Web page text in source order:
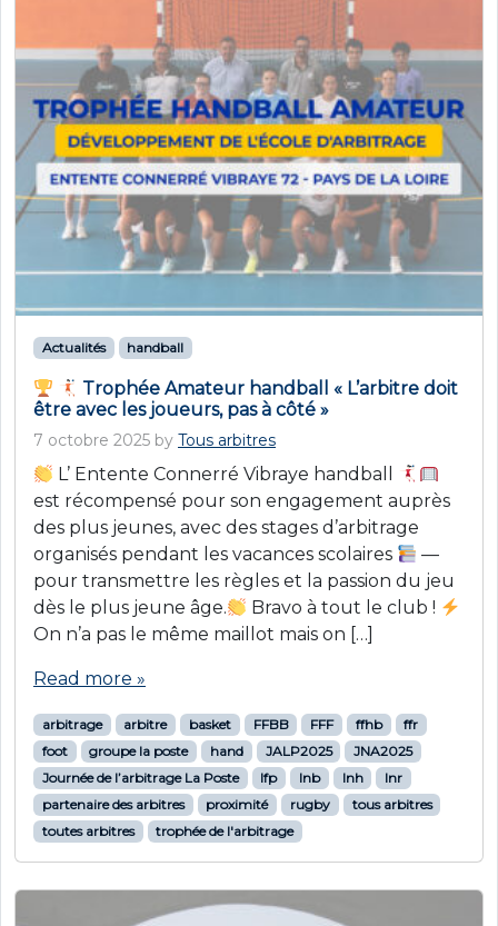
Actualités handball
Trophée Amateur handball « L’arbitre doit
être avec les joueurs, pas à côté »
7 octobre 2025 by Tous arbitres
L’ Entente Connerré Vibraye handball
est récompensé pour son engagement auprès
des plus jeunes, avec des stages d’arbitrage
organisés pendant les vacances scolaires
—
pour transmettre les règles et la passion du jeu
dès le plus jeune âge.
Bravo à tout le club !
On n’a pas le même maillot mais on […]
Read more »
arbitrage arbitre basket FFBB FFF ffhb
ffr
foot
groupe la poste hand JALP2025
JNA2025
Journée de l’arbitrage La Poste
lfp lnb lnh
lnr
partenaire des arbitres
proximité rugby
tous arbitres
toutes arbitres
trophée de l'arbitrage